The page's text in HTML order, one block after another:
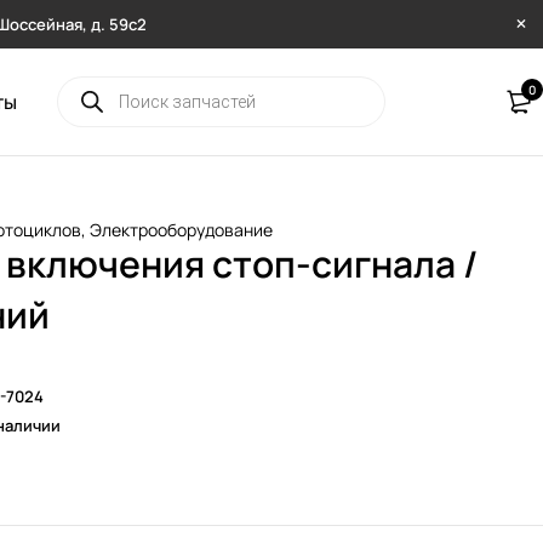
д. 59с2
0
,Электрооборудование
стоп-сигнала /
7024